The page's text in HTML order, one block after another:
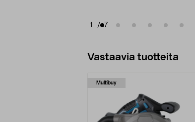
1 / 7
Vastaavia tuotteita
Multibuy